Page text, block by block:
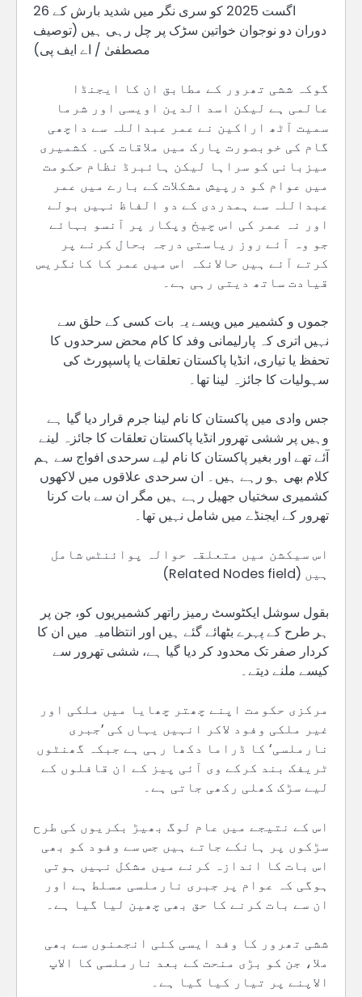
26 اگست 2025 کو سری نگر میں شدید بارش کے
دوران دو نوجوان خواتین سڑک پر چل رہی ہیں (توصیف
مصطفیٰ / اے ایف پی)
گوکہ ششی تھرور کے مطابق ان کا ایجنڈا
عالمی ہے لیکن اسد الدین اویسی اور شرما
سمیت آٹھ اراکین نے عمر عبداللہ سے داچھی
گام کی خوبصورت پارک میں ملاقات کی۔ کشمیری
میزبانی کو سراہا لیکن ہائبرڈ نظام حکومت
میں عوام کو درپیش مشکلات کے بارے میں عمر
عبداللہ سے ہمدردی کے دو الفاظ نہیں بولے
اور نہ عمر کی اس چیخ وپکار پر آنسو بہائے
جو وہ آئے روز ریاستی درجہ بحال کرنے پر
کرتے آئے ہیں حالانکہ اس میں عمر کا کانگریس
قیادت ساتھ دیتی رہی ہے۔
جموں و کشمیر میں ویسے یہ بات کسی کے حلق سے
نہیں اتری کہ پارلیمانی وفد کا کام محض سرحدوں کا
تحفظ یا تیاری، انڈیا پاکستان تعلقات یا پاسپورٹ کی
سہولیات کا جائزہ لینا تھا۔
جس وادی میں پاکستان کا نام لینا جرم قرار دیا گیا ہے
وہیں پر ششی تھرور انڈیا پاکستان تعلقات کا جائزہ لینے
آئے تھے اور بغیر پاکستان کا نام لیے سرحدی افواج سے ہم
کلام بھی ہو رہے ہیں۔ ان سرحدی علاقوں میں لاکھوں
کشمیری سختیاں جھیل رہے ہیں مگر ان سے بات کرنا
تھرور کے ایجنڈے میں شامل نہیں تھا۔
اس سیکشن میں متعلقہ حوالہ پوائنٹس شامل
ہیں (Related Nodes field)
بقول سوشل ایکٹوسٹ رمیز راتھر کشمیریوں کو، جن پر
ہر طرح کے پہرے بٹھائے گئے ہیں اور انتظامیہ میں ان کا
کردار صفر تک محدود کر دیا گیا ہے، ششی تھرور سے
کیسے ملنے دیتے۔
مرکزی حکومت اپنے چھتر چھایا میں ملکی اور
غیر ملکی وفود لاکر انہیں یہاں کی ’جبری
نارملسی‘ کا ڈراما دکھا رہی ہے جبکہ گھنٹوں
ٹریفک بند کرکے وی آئی پیز کے ان قافلوں کے
لیے سڑک کھلی رکھی جاتی ہے۔
اس کے نتیجے میں عام لوگ بھیڑ بکریوں کی طرح
سڑکوں پر ہانکے جاتے ہیں جس سے وفود کو بھی
اس بات کا اندازہ کرنے میں مشکل نہیں ہوتی
ہوگی کہ عوام پر جبری نارملسی مسلط ہے اور
ان سے بات کرنے کا حق بھی چھین لیا گیا ہے۔
ششی تھرور کا وفد ایسی کئی انجمنوں سے بھی
ملا، جن کو بڑی منحت کے بعد نارملسی کا الاپ
الاپنے پر تیار کیا گیا ہے۔